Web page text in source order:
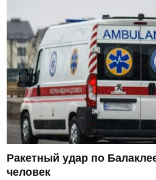
Ракетный удар по
человек